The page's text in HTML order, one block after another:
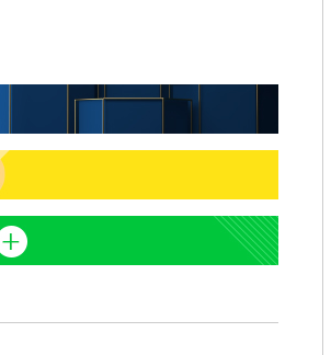
2
"손 떨림 포착"…카라 한승연, 건강 괜찮나
팬들 '걱정'
3
'덜 똘똘한 한 채' 시대 오나…20억대 아파트
에 쏠리는 관심[세제 개편, 그 이후②]
4
'리센느 논란' 김선태, 초췌한 근황…충주시
5
외신 주목한 '축구협회 성접대 의혹'…2002